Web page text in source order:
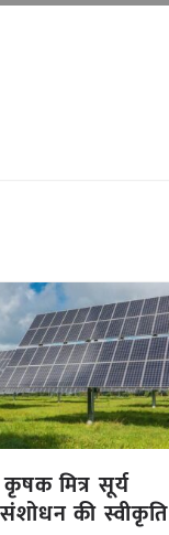
कृषक मित्र सूर्य
की स्वीकृति